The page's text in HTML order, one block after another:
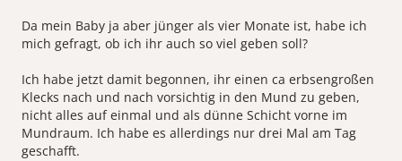
Da mein Baby ja aber jünger als vier Monate ist, habe ich
mich gefragt, ob ich ihr auch so viel geben soll?
Ich habe jetzt damit begonnen, ihr einen ca erbsengroßen
Klecks nach und nach vorsichtig in den Mund zu geben,
nicht alles auf einmal und als dünne Schicht vorne im
Mundraum. Ich habe es allerdings nur drei Mal am Tag
geschafft.